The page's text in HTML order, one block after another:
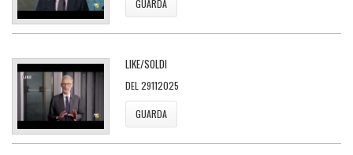
GUARDA
LIKE/SOLDI
DEL 29112025
GUARDA